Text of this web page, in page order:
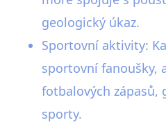
geologický úkaz.
Sportovní aktivity:
sportovní fanoušky,
fotbalových zápasů,
sporty.